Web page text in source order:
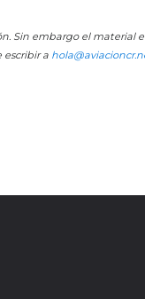
Sin embargo el material
a